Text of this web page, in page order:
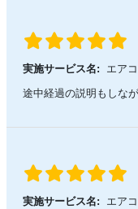
実施サービス名:
エア
途中経過の説明もしな
実施サービス名:
エア